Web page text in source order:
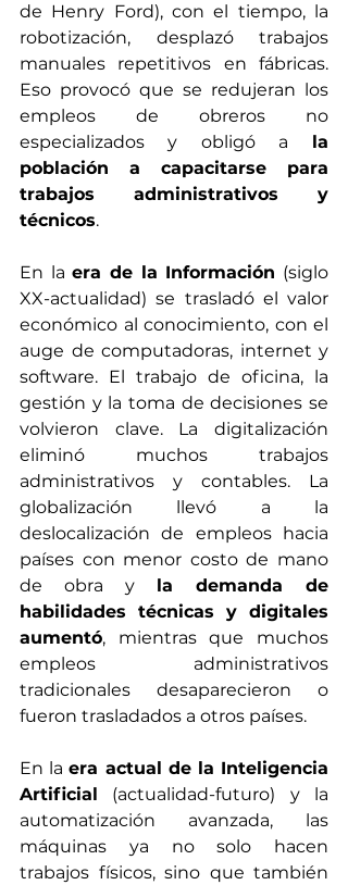
de Henry Ford), con el tiempo, la
robotización, desplazó trabajos
manuales repetitivos en fábricas.
Eso provocó que se redujeran los
empleos de obreros no
especializados y obligó a la
población a capacitarse para
trabajos administrativos y
técnicos.
En la era de la Información (siglo
XX-actualidad) se trasladó el valor
económico al conocimiento, con el
auge de computadoras, internet y
software. El trabajo de oficina, la
gestión y la toma de decisiones se
volvieron clave. La digitalización
eliminó muchos trabajos
administrativos y contables. La
globalización llevó a la
deslocalización de empleos hacia
países con menor costo de mano
de obra y la demanda de
habilidades técnicas y digitales
aumentó, mientras que muchos
empleos administrativos
tradicionales desaparecieron o
fueron trasladados a otros países.
En la era actual de la Inteligencia
Artificial
(actualidad-futuro) y la
automatización avanzada, las
máquinas ya no solo hacen
trabajos físicos, sino que también